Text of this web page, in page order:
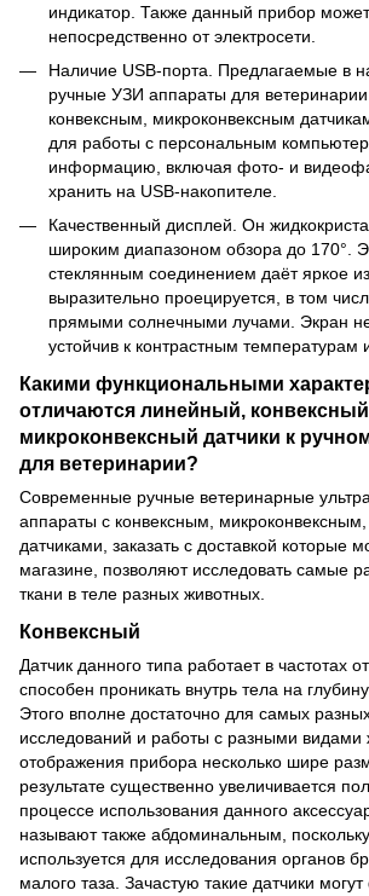
индикатор. Также данный прибор
непосредственно от электросети.
Наличие USB-порта. Предлагаемые в
ручные УЗИ аппараты для
конвексным, микроконвексным
для работы с персональным
информацию, включая фото- и
хранить на USB-накопителе.
Качественный дисплей. Он
широким диапазоном обзора до 170°.
стеклянным соединением даёт яркое
выразительно проецируется, в том
прямыми солнечными лучами. Экран не
устойчив к контрастным температурам
Какими функциональными
отличаются линейный,
микроконвексный датчики к
для ветеринарии?
Современные ручные ветеринарные
аппараты с конвексным,
датчиками, заказать с доставкой которые
магазине, позволяют исследовать самые
ткани в теле разных животных.
Конвексный
Датчик данного типа работает в частотах
способен проникать внутрь тела на
Этого вполне достаточно для самых
исследований и работы с разными видами
отображения прибора несколько шире
результате существенно увеличивается
процессе использования данного
называют также абдоминальным,
используется для исследования органов
малого таза. Зачастую такие датчики